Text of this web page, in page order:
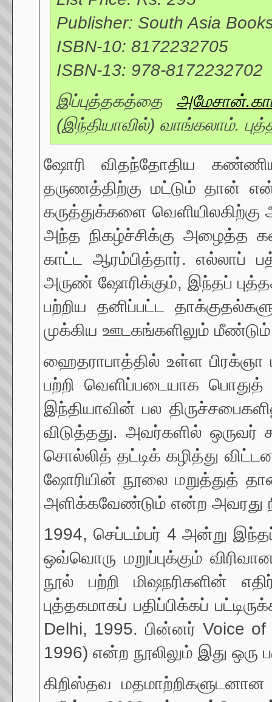
Publisher: South Asia
ISBN-10: 8172232705
ISBN-13: 978-8172232702
இப்புத்தகத்தை
(இந்தியாவில்) வாங்கலாம்.
ஷோரி விதந்தோதிய
தருணத்திற்கு மட்டும் தான்
கருத்துக்களை
அந்த நிகழ்ச்சிக்கு அழைத்த
காட்ட ஆரம்பித்தார். எல்லாப்
அருண் ஷோரிக்கும், இந்தப்
பற்றிய தனிப்பட்ட
முக்கிய ஊடகங்களிலும்
ஹைதராபாத்தில் உள்ள பிரக்ஞா
பற்றி வெளிப்படையாக
இந்தியாவின் பல
விடுத்தது. அவர்களில்
சொல்லித் தட்டிக் கழித்து
ஷோரியின் நூலை மறுத்துத்
அளிக்கவேண்டும் என்ற அவரது
1994, செப்டம்பர் 4 அன்று
ஒவ்வொரு மறுப்புக்கும்
நூல் பற்றி மிஷநரிகளின்
புத்தகமாகப் பதிப்பிக்கப்
Delhi, 1995. பின்னர் Voice
1996) என்ற நூலிலும் இது
கிறிஸ்தவ